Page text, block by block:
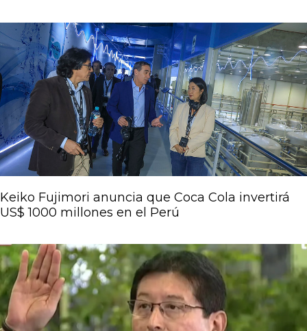
Keiko Fujimori anuncia que Coca Cola invertirá
US$ 1000 millones en el Perú